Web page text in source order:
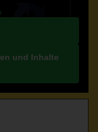
und Inhalte